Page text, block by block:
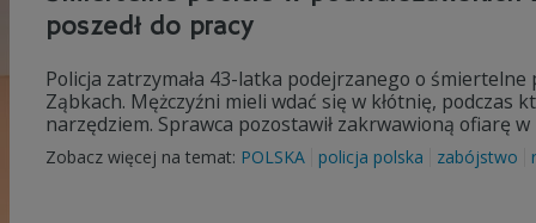
poszedł do pracy
Policja zatrzymała 43-latka podejrzanego o
Ząbkach. Mężczyźni mieli wdać się w kłótnię,
narzędziem. Sprawca pozostawił zakrwawioną ofiarę
Zobacz więcej na temat: POLSKA policja polska zabójstwo